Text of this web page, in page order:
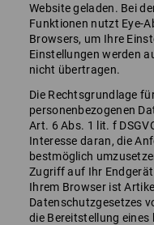
Website geladen. Bei
Funktionen nutzt Eye-
Browsers, um Ihre
Einstellungen werden
nicht übertragen.
Die Rechtsgrundlage
personenbezogenen
Art. 6 Abs. 1 lit. f
Interesse daran, die
bestmöglich
Zugriff auf Ihr
Ihrem Browser ist
Datenschutzgesetzes
die Bereitstellung